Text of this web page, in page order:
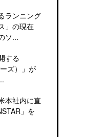
ランニング
」の現在
ソ...
する
ズ）」が
本社内に直
」を